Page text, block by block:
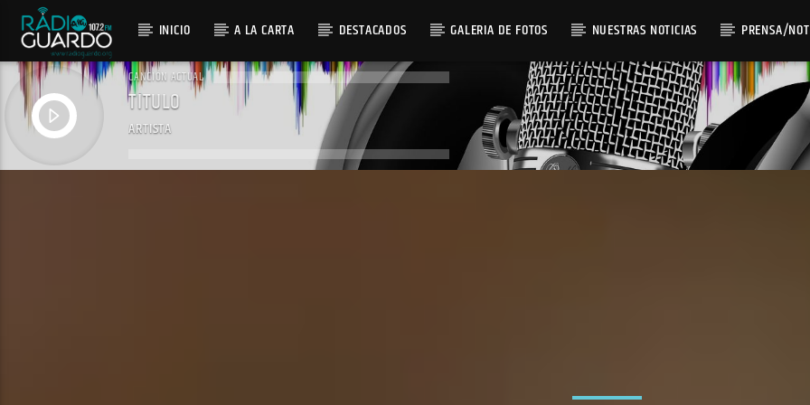
INICIO A LA CARTA DESTACADOS GALERIA DE FOTOS NUESTRAS NOTICIAS PRENSA/
CANCIÓN ACTUAL
TÍTULO
ARTISTA